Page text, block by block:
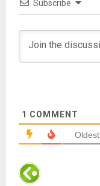
Subscribe
1 COMMENT
Oldest